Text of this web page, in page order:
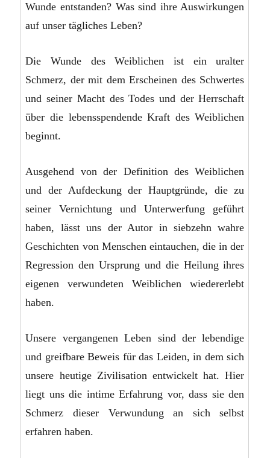
Wunde entstanden? Was sind ihre Auswirkungen
auf unser tägliches Leben?
Die Wunde des Weiblichen ist ein uralter
Schmerz, der mit dem Erscheinen des Schwertes
und seiner Macht des Todes und der Herrschaft
über die lebensspendende Kraft des Weiblichen
beginnt.
Ausgehend von der Definition des Weiblichen
und der Aufdeckung der Hauptgründe, die zu
seiner Vernichtung und Unterwerfung geführt
haben, lässt uns der Autor in siebzehn wahre
Geschichten von Menschen eintauchen, die in der
Regression den Ursprung und die Heilung ihres
eigenen verwundeten Weiblichen wiedererlebt
haben.
Unsere vergangenen Leben sind der lebendige
und greifbare Beweis für das Leiden, in dem sich
unsere heutige Zivilisation entwickelt hat. Hier
liegt uns die intime Erfahrung vor, dass sie den
Schmerz dieser Verwundung an sich selbst
erfahren haben.